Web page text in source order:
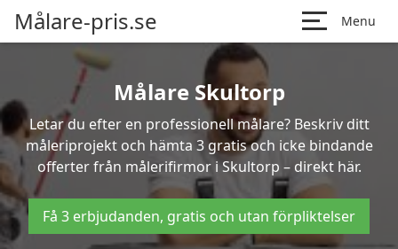
Målare-pris.se Menu
Målare Skultorp
Letar du efter en professionell målare? Beskriv ditt
måleriprojekt och hämta 3 gratis och icke bindande
offerter från målerifirmor i Skultorp – direkt här.
Få 3 erbjudanden, gratis och utan förpliktelser